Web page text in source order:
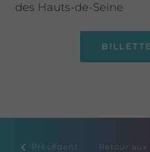
des Hauts-de-Seine
Précédent Retour aux